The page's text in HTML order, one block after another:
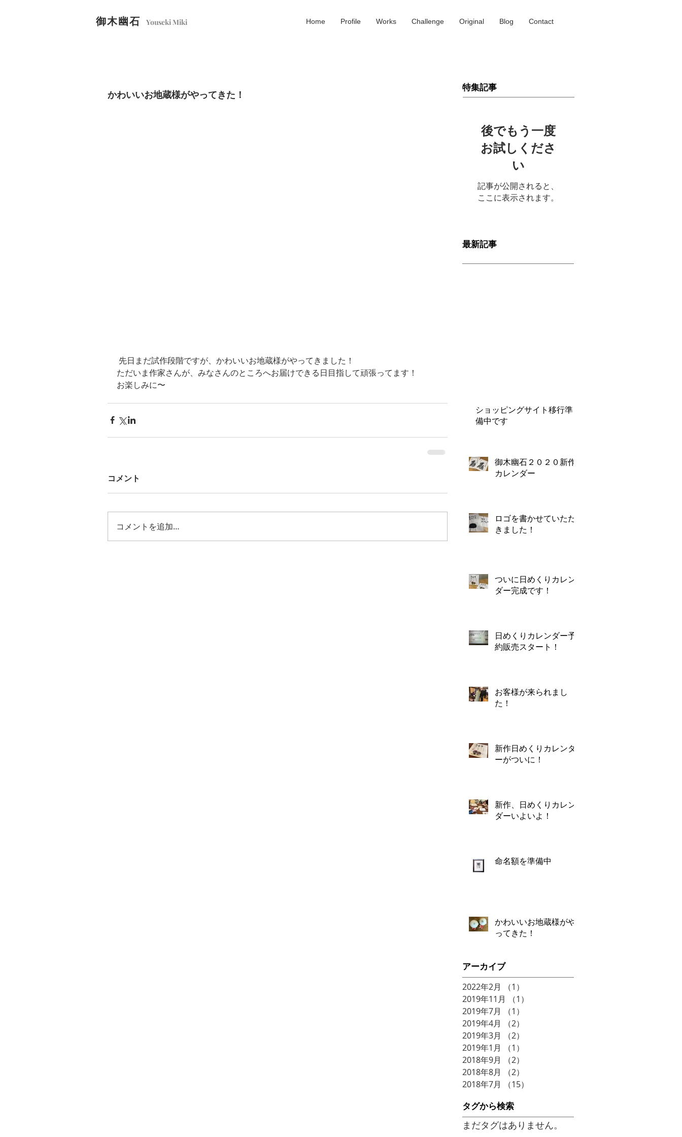
Home Profile Works Challenge Original Blog Contact
御木幽石Youseki Miki
かわいいお地蔵様がやってきた！
先日まだ試作段階ですが、かわいいお地蔵様がやってきました！
ただいま作家さんが、みなさんのところへお届けできる日目指して頑張ってます！
お楽しみに〜
コメント
コメントを追加…
特集記事
後でもう一度
お試しくださ
い
記事が公開されると、
ここに表示されます。
最新記事
ショッピングサイト移行準
備中です
御木幽石２０２０新作
カレンダー
ロゴを書かせていただ
きました！
ついに日めくりカレン
ダー完成です！
日めくりカレンダー予
約販売スタート！
お客様が来られまし
た！
新作日めくりカレンダ
ーがついに！
新作、日めくりカレン
ダーいよいよ！
命名額を準備中
かわいいお地蔵様がや
ってきた！
アーカイブ
2022年2月 （1）
2019年11月
（1）
2019年7月
（1）
2019年4月
（2）
2019年3月
（2）
2019年1月
（1）
2018年9月
（2）
2018年8月
（2）
2018年7月
（15）
タグから検索
まだタグはありません。